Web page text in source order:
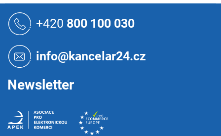
+420 800 100 030
info@kancelar24.cz
Newsletter